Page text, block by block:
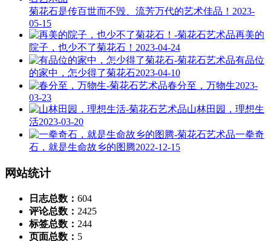
菊花石是传百世而不毁、流芳万代的艺术佳品！ 2023-
05-15
再美的
院子，也少不了菊花石！ 2023-04-24
有品位
的家中，怎少得了菊花石2023-04-10
春分至，万物生2023-
03-23
山林田园，理想生
活2023-03-20
一拳奇
石，就是生命故乡的图腾2022-12-15
网站统计
日志总数： 604
评论总数： 2425
标签总数： 244
页面总数： 5